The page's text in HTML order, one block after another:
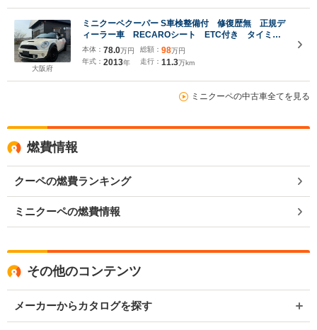
大阪府
ミニクーペクーパー S車検整備付 修復歴無 正規デ
ィーラー車 RECAROシート ETC付き タイミン
グチェーン ステムシール交換
本体： 78.0万円
年式： 2013年
総額： 98万円
走行： 11.3万km
ミニクーペの中古車全てを見る
燃費情報
クーペの燃費ランキング
ミニクーペの燃費情報
その他のコンテンツ
メーカーからカタログを探す